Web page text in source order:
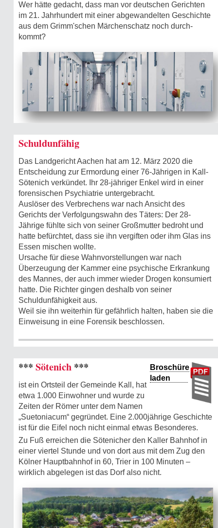
Wer hätte gedacht, dass man vor deutschen Gerichten
im 21. Jahrhundert mit einer abgewandelten Geschichte
aus dem Grimm'schen Märchenschatz noch durch­
kommt?
Schuldunfähig
Das Landgericht Aachen hat am 12. März 2020 die
Entscheidung zur Ermordung einer 76-Jährigen in Kall-
Sötenich verkündet. Ihr 28-jähriger Enkel wird in einer
forensischen Psychiatrie untergebracht.
Auslöser des Verbrechens war nach Ansicht des
Gerichts der Verfolgungswahn des Täters: Der 28-
Jährige fühlte sich von seiner Großmutter bedroht und
hatte befürchtet, dass sie ihn vergiften oder ihm Glas ins
Essen mischen wollte.
Ursache für diese Wahnvorstellungen war nach
Überzeugung der Kammer eine psychische Erkrankung
des Mannes, der auch immer wieder Drogen konsumiert
hatte. Die Richter gingen deshalb von seiner
Schuldunfähigkeit aus.
Weil sie ihn weiterhin für gefährlich halten, haben sie die
Einweisung in eine Forensik beschlossen.
Broschüre
laden
*** Sötenich ***
ist ein Ortsteil der Gemeinde Kall, hat
etwa 1.000 Einwohner und wurde zu
Zeiten der Römer unter dem Namen
„Suetoniacum“ gegründet. Eine 2.000jährige Geschichte
ist für die Eifel noch nicht einmal etwas Besonderes.
Zu Fuß erreichen die Sötenicher den Kaller Bahnhof in
einer viertel Stunde und von dort aus mit dem Zug den
Kölner Hauptbahnhof in 60, Trier in 100 Minuten –
wirklich abgelegen ist das Dorf also nicht.